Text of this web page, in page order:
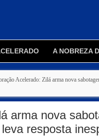
A NOBREZA
Acelerado: Zilá arma nova
arma nova
resposta